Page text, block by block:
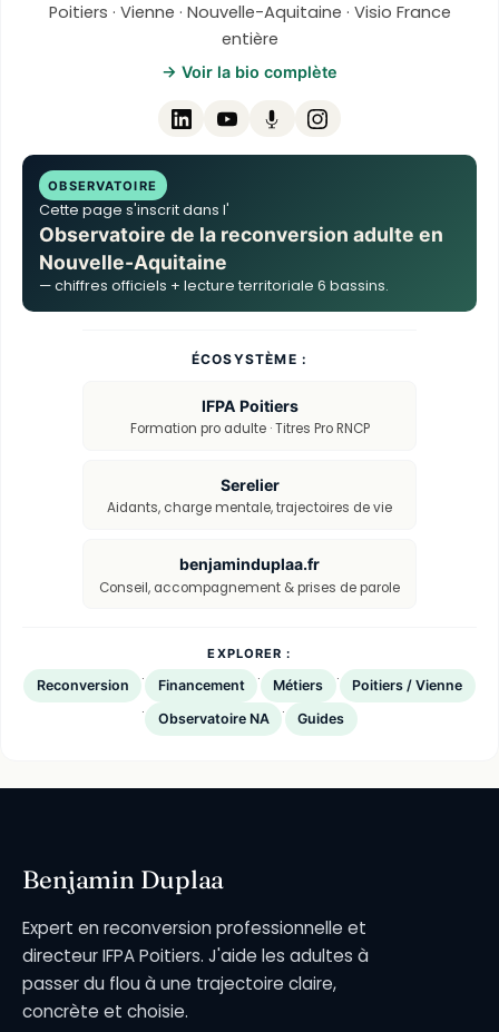
Poitiers · Vienne · Nouvelle-Aquitaine · Visio France
entière
→ Voir la bio complète
OBSERVATOIRE
Cette page s'inscrit dans l'
Observatoire de la reconversion adulte en
Nouvelle-Aquitaine
— chiffres officiels + lecture territoriale 6 bassins.
ÉCOSYSTÈME :
IFPA Poitiers
Formation pro adulte · Titres Pro RNCP
Serelier
Aidants, charge mentale, trajectoires de vie
benjaminduplaa.fr
Conseil, accompagnement & prises de parole
EXPLORER :
Reconversion · Financement · Métiers · Poitiers / Vienne
· Observatoire NA · Guides
Benjamin Duplaa
Expert en reconversion professionnelle et
directeur IFPA Poitiers. J'aide les adultes à
passer du flou à une trajectoire claire,
concrète et choisie.